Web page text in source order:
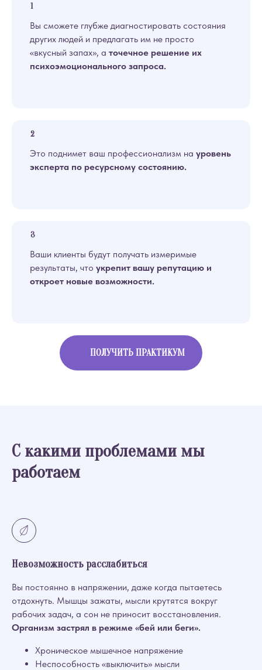
Вы сможете глубже диагностировать состояния
других людей и предлагать им не просто
«вкусный запах», а точечное решение их
психоэмоционального запроса.
Это поднимет ваш профессионализм на уровень
эксперта по ресурсному состоянию.
Ваши клиенты будут получать измеримые
результаты, что укрепит вашу репутацию и
откроет новые возможности.
ПОЛУЧИТЬ ПРАКТИКУМ
С какими проблемами мы
работаем
Невозможность расслабиться
Вы постоянно в напряжении, даже когда пытаетесь
отдохнуть. Мышцы зажаты, мысли крутятся вокруг
рабочих задач, а сон не приносит восстановления.
Организм застрял в режиме «бей или беги».
Хроническое мышечное напряжение
Неспособность «выключить» мысли